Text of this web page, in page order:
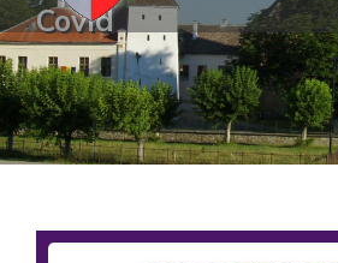
Covid